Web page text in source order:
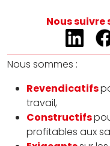
Nous suivre
Nous sommes :
Revendicatifs
travail,
Constructifs
profitables aux